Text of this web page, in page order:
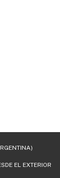
EL EXTERIOR